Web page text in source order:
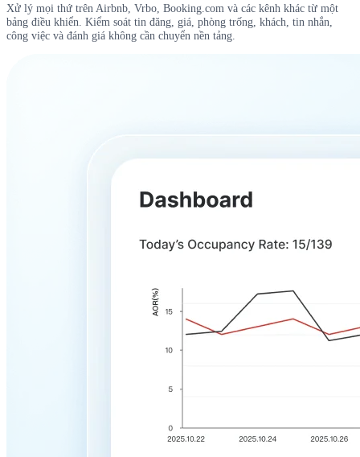
Xử lý mọi thứ trên Airbnb, Vrbo, Booking.com và các kênh khác từ một
bảng điều khiển. Kiểm soát tin đăng, giá, phòng trống, khách, tin nhắn,
công việc và đánh giá không cần chuyển nền tảng.